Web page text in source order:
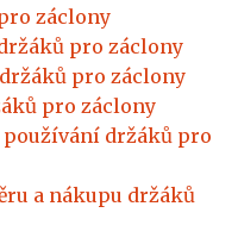
záclony
pro záclony
pro záclony
pro záclony
používání držáků pro
a nákupu držáků